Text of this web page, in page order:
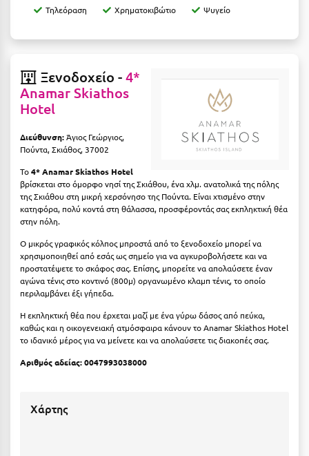
Μονεμβασιά
Μουζάκι
Μπάνσκο
Μπούκα Μεσσηνίας
Μύκονος
Μυστράς
Μυτιλήνη
Νάξος
Νάουσα
Ναυπακτία
Ναύπλιο
Νέα Μάκρη
Νέοι Πόροι Πιερίας
Τηλεόραση
Χρηματοκιβώτιο Ψυγείο
Ξενοδοχείο -4*
Anamar Skiathos
Hotel
Διεύθυνση:Άγιος Γεώργιος,
Πούντα, Σκιάθος, 37002
Το4* Anamar Skiathos Hotel
βρίσκεται στο όμορφο νησί της Σκιάθου, ένα χλμ. ανατολικά της πόλης
της Σκιάθου στη μικρή χερσόνησο της Πούντα. Είναι χτισμένο στην
κατηφόρα, πολύ κοντά στη θάλασσα, προσφέροντάς σας εκπληκτική θέα
στην πόλη.
Ο μικρός γραφικός κόλπος μπροστά από το ξενοδοχείο μπορεί να
χρησιμοποιηθεί από εσάς ως σημείο για να αγκυροβολήσετε και να
προστατέψετε το σκάφος σας. Επίσης, μπορείτε να απολαύσετε έναν
αγώνα τένις στο κοντινό (800μ) οργανωμένο κλαμπ τένις, το οποίο
περιλαμβάνει έξι γήπεδα.
Η εκπληκτική θέα που έρχεται μαζί με ένα γύρω δάσος από πεύκα,
καθώς και η οικογενειακή ατμόσφαιρα κάνουν το Anamar Skiathos Hotel
το ιδανικό μέρος για να μείνετε και να απολαύσετε τις διακοπές σας.
Αριθμός αδείας: 0047993038000
Χάρτης